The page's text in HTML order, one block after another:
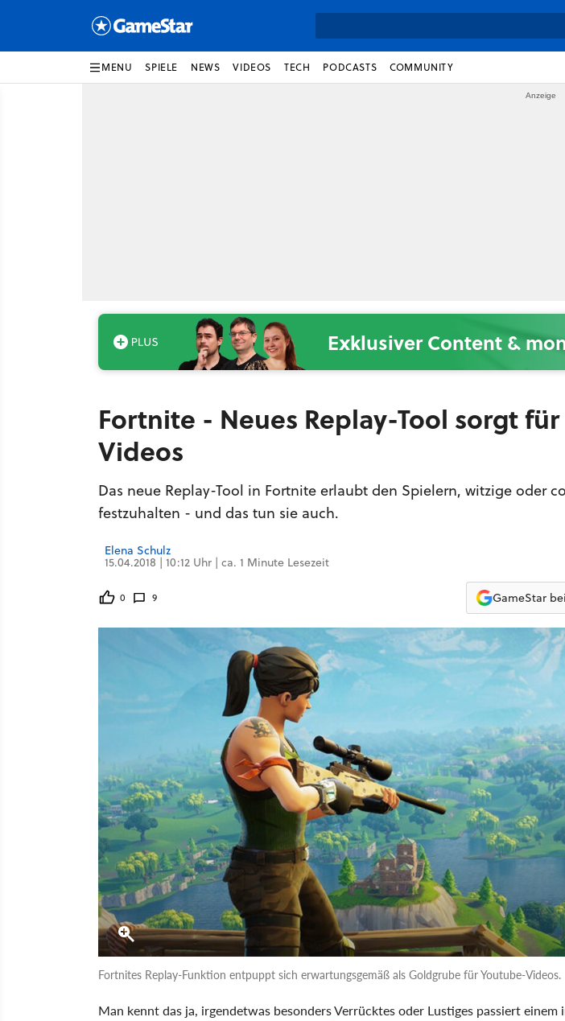
MENU SPIELE NEWS VIDEOS TECH PODCASTS COMMUNITY
Exklusiver Content &
Fortnite - Neues Replay-Tool sorgt
Videos
Das neue Replay-Tool in Fortnite erlaubt den Spielern, witzige oder
festzuhalten - und das tun sie auch.
Elena Schulz
15.04.2018 | 10:12 Uhr | ca. 1 Minute Lesezeit
0 9 GameStar
Fortnites Replay-Funktion entpuppt sich erwartungsgemäß als Goldgrube für Youtube-Videos.
Man kennt das ja, irgendetwas besonders Verrücktes oder Lustiges passiert einem